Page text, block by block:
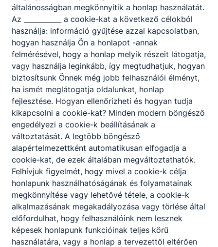
vizsgára felkészítő képzéseire azok
jelentkezhetnek, akik legalább a középiskola
tizedik évfolyamát elvégezték. A képzési idő
főszabály szerint 2 év, de a fent leírtak
tükrében rövidebb is lehet. A képzés ágazati
alapoktatásból és szakirányú oktatásból áll.
Utóbbi a képzésben részt vevőt foglalkoztató
vállalatnál is történhet, munkaszerződése
megfelelő módosításával. A szakmai vizsga
sikeres teljesítésével államilag elismert
szakképzettséget igazoló szakmai
bizonyítvány szerezhető.
Szakmák
általánosságban megkönnyítik a honlap használatát.
Az ___________ a cookie-kat a következő célokból
használja: információ gyűjtése azzal kapcsolatban,
hogyan használja Ön a honlapot -annak
felmérésével, hogy a honlap melyik részeit látogatja,
vagy használja leginkább, így megtudhatjuk, hogyan
biztosítsunk Önnek még jobb felhasználói élményt,
ha ismét meglátogatja oldalunkat, honlap
fejlesztése. Hogyan ellenőrizheti és hogyan tudja
kikapcsolni a cookie-kat? Minden modern böngésző
engedélyezi a cookie-k beállításának a
változtatását. A legtöbb böngésző
alapértelmezettként automatikusan elfogadja a
cookie-kat, de ezek általában megváltoztathatók.
Felhívjuk figyelmét, hogy mivel a cookie-k célja
honlapunk használhatóságának és folyamatainak
megkönnyítése vagy lehetővé tétele, a cookie-k
alkalmazásának megakadályozása vagy törlése által
előfordulhat, hogy felhasználóink nem lesznek
képesek honlapunk funkcióinak teljes körű
használatára, vagy a honlap a tervezettől eltérően